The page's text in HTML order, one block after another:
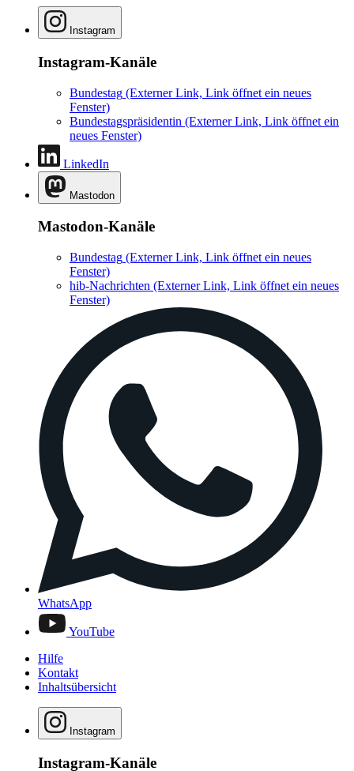
Instagram
Instagram-Kanäle
Bundestag (Externer Link, Link öffnet ein neues
Fenster)
Bundestagspräsidentin (Externer Link, Link öffnet ein
neues Fenster)
LinkedIn
Mastodon
Mastodon-Kanäle
Bundestag (Externer Link, Link öffnet ein neues
Fenster)
hib-Nachrichten (Externer Link, Link öffnet ein neues
Fenster)
WhatsApp
YouTube
Hilfe
Kontakt
Inhaltsübersicht
Instagram
Instagram-Kanäle